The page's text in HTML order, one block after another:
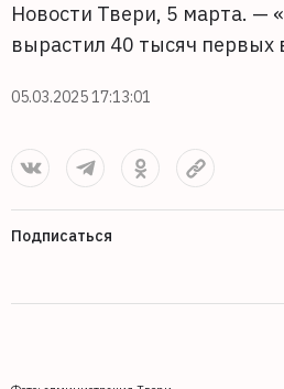
Новости Твери, 5 марта. —
вырастил 40 тысяч первых
05.03.2025 17:13:01
Подписаться